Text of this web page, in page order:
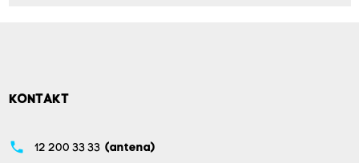
KONTAKT
phone 12 200 33 33 (antena)